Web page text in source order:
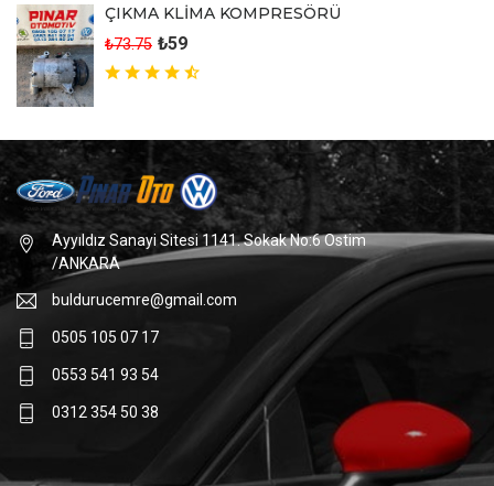
ÇIKMA KLİMA KOMPRESÖRÜ
₺73.75 ₺59
Ayyıldız Sanayi Sitesi 1141. Sokak No:6 Ostim
/ANKARA
buldurucemre@gmail.com
0505 105 07 17
0553 541 93 54
0312 354 50 38